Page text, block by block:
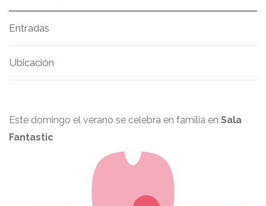
Entradas
Ubicación
Este domingo el verano se celebra en familia en Sala
Fantastic